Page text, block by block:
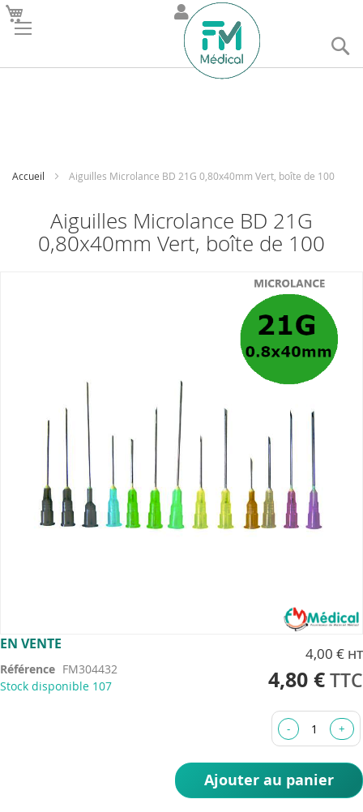
Accueil Aiguilles Microlance BD 21G 0,80x40mm Vert, boîte de 100
Aiguilles Microlance BD 21G
0,80x40mm Vert, boîte de 100
EN VENTE
Référence FM304432
Stock disponible 107
4,00 €
4,80 €
Ajouter au panier
Skip
the
beginning